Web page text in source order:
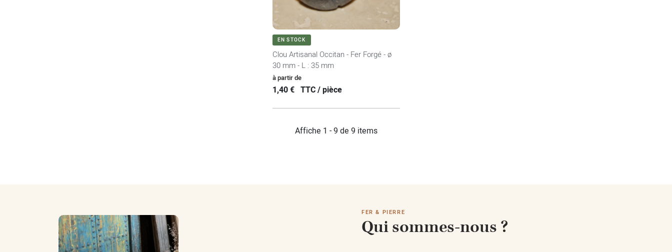
VOIR LE PRODUIT
EN STOCK
Clou Artisanal Occitan - Fer Forgé - ø
30 mm - L : 35 mm
à partir de
Prix
1,40 € TTC / pièce
Affiche 1 - 9 de 9 items
FER & PIERRE
Qui sommes-nous ?